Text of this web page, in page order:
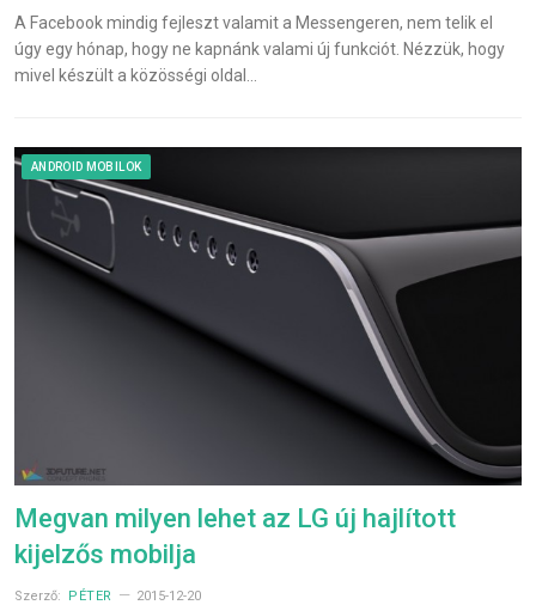
A Facebook mindig fejleszt valamit a Messengeren, nem telik el
úgy egy hónap, hogy ne kapnánk valami új funkciót. Nézzük, hogy
mivel készült a közösségi oldal…
ANDROID MOBILOK
Megvan milyen lehet az LG új hajlított
kijelzős mobilja
Szerző: PÉTER 2015-12-20